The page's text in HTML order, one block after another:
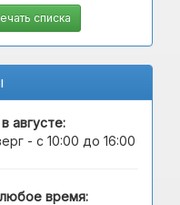
списка
августе:
- с 10:00 до 16:00
время: